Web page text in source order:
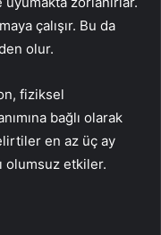
çalışır. Bu da
olur.
fiziksel
bağlı olarak
en az üç ay
olumsuz etkiler.